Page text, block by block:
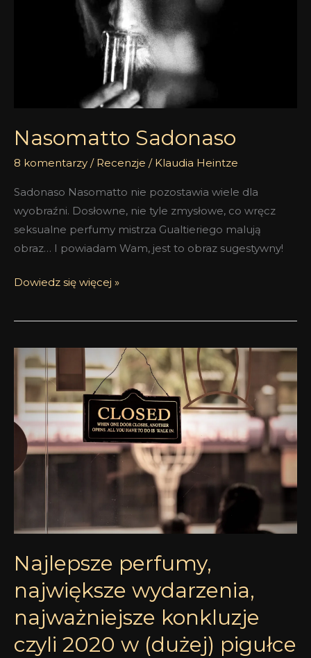
Nasomatto Sadonaso
8 komentarzy / Recenzje / Klaudia Heintze
Sadonaso Nasomatto nie pozostawia wiele dla
wyobraźni. Dosłowne, nie tyle zmysłowe, co wręcz
seksualne perfumy mistrza Gualtieriego malują
obraz… I powiadam Wam, jest to obraz sugestywny!
Dowiedz się więcej »
Najlepsze perfumy,
największe wydarzenia,
najważniejsze konkluzje
czyli 2020 w (dużej) pigułce
Najlepsze
perfumy,
największe
wydarzenia,
najważniejsze
konkluzje
czyli
(dużej)